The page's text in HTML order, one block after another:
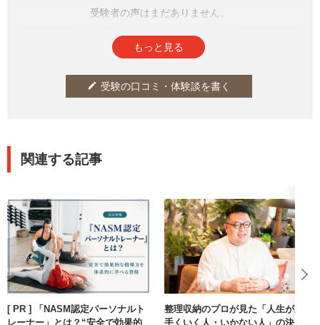
受験者の声はまだありません。
もっと見る
edit 受験の口コミ・体験談を書く
関連する記事
[ PR ] 「NASM認定パーソナルト
レーナー」とは？“安全で効果的
整理収納のプロが見た「人生が上
手くいく人・いかない人」の決定